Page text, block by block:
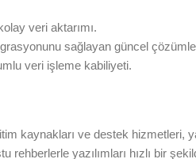
veri aktarımı.
sağlayan güncel
veri işleme kabiliyeti.
kaynakları ve destek hizmetleri,
rehberlerle yazılımları hızlı bir